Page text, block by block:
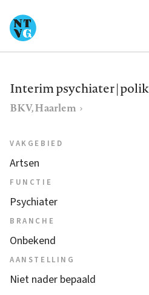
naar
de
gaan
Interim psychiater |
BKV, Haarlem
VAKGEBIED
Artsen
FUNCTIE
Psychiater
BRANCHE
Onbekend
AANSTELLING
Niet nader bepaald